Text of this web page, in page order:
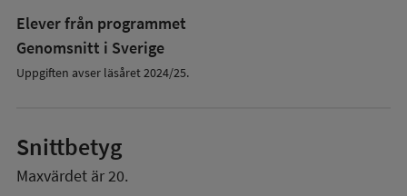
Elever från programmet
Genomsnitt i Sverige
Uppgiften avser läsåret 2024/25.
Snittbetyg
Maxvärdet är 20.